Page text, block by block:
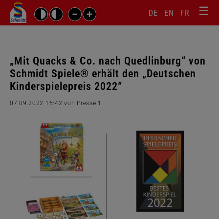
☰
DE EN FR
Suchbegriffe
„Mit Quacks & Co. nach Quedlinburg“ von
Schmidt Spiele® erhält den „Deutschen
Kinderspielepreis 2022“
07.09.2022 16:42 von Presse 1